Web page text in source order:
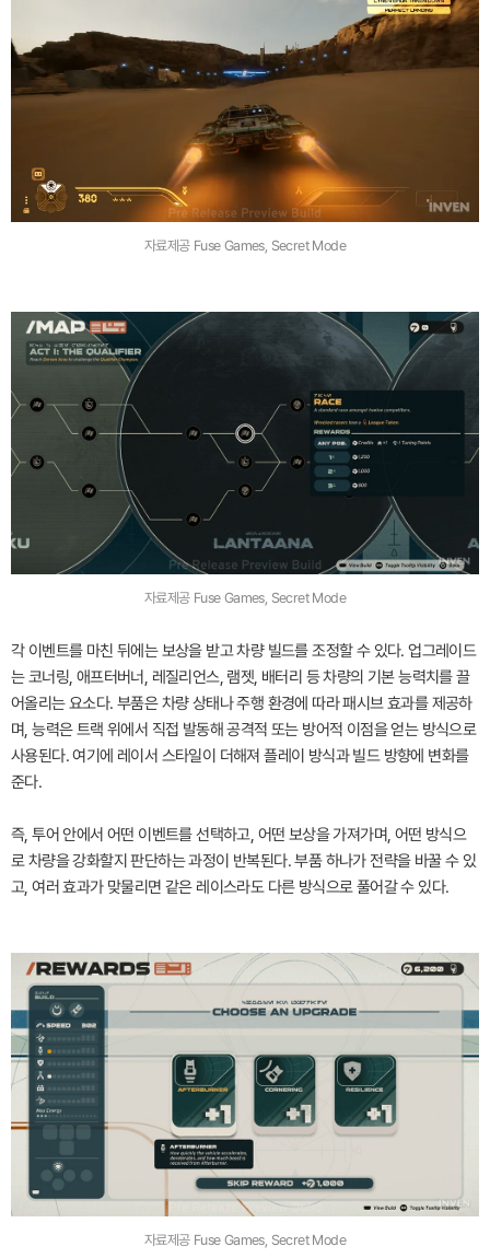
자료제공 Fuse Games, Secret Mode
자료제공 Fuse Games, Secret Mode
각 이벤트를 마친 뒤에는 보상을 받고 차량 빌드를 조정할 수 있다. 업그레이드
는 코너링, 애프터버너, 레질리언스, 램젯, 배터리 등 차량의 기본 능력치를 끌
어올리는 요소다. 부품은 차량 상태나 주행 환경에 따라 패시브 효과를 제공하
며, 능력은 트랙 위에서 직접 발동해 공격적 또는 방어적 이점을 얻는 방식으로
사용된다. 여기에 레이서 스타일이 더해져 플레이 방식과 빌드 방향에 변화를
준다.
즉, 투어 안에서 어떤 이벤트를 선택하고, 어떤 보상을 가져가며, 어떤 방식으
로 차량을 강화할지 판단하는 과정이 반복된다. 부품 하나가 전략을 바꿀 수 있
고, 여러 효과가 맞물리면 같은 레이스라도 다른 방식으로 풀어갈 수 있다.
자료제공 Fuse Games, Secret Mode